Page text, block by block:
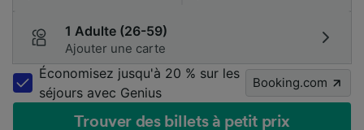
1 Adulte (26-59)
Ajouter une carte
Économisez jusqu'à 20 % sur les
séjours avec Genius
Booking.com
Trouver des billets à petit prix